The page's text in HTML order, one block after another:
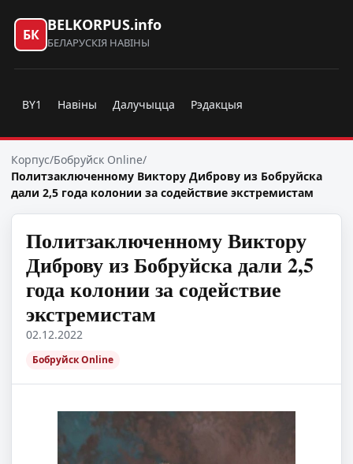
БК
BELKORPUS.info
БЕЛАРУСКІЯ НАВІНЫ
BY1 Навіны Далучыцца Рэдакцыя
Корпус/Бобруйск Online/
Политзаключенному Виктору Диброву из Бобруйска
дали 2,5 года колонии за содействие экстремистам
Политзаключенному Виктору
Диброву из Бобруйска дали 2,5
года колонии за содействие
экстремистам
02.12.2022
Бобруйск Online